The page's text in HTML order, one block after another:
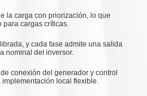
la carga con priorización, lo que
para cargas críticas.
y cada fase admite una salida
nominal del inversor.
conexión del generador y control
local flexible.